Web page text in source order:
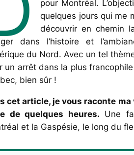
pour Montréal.
quelques jours qui me
découvrir en chemin
dans l’histoire et
du Nord. Avec un tel
un arrêt dans la plus
bien sûr !
cet article, je vous raconte
de quelques heures. Une
et la Gaspésie, le long du